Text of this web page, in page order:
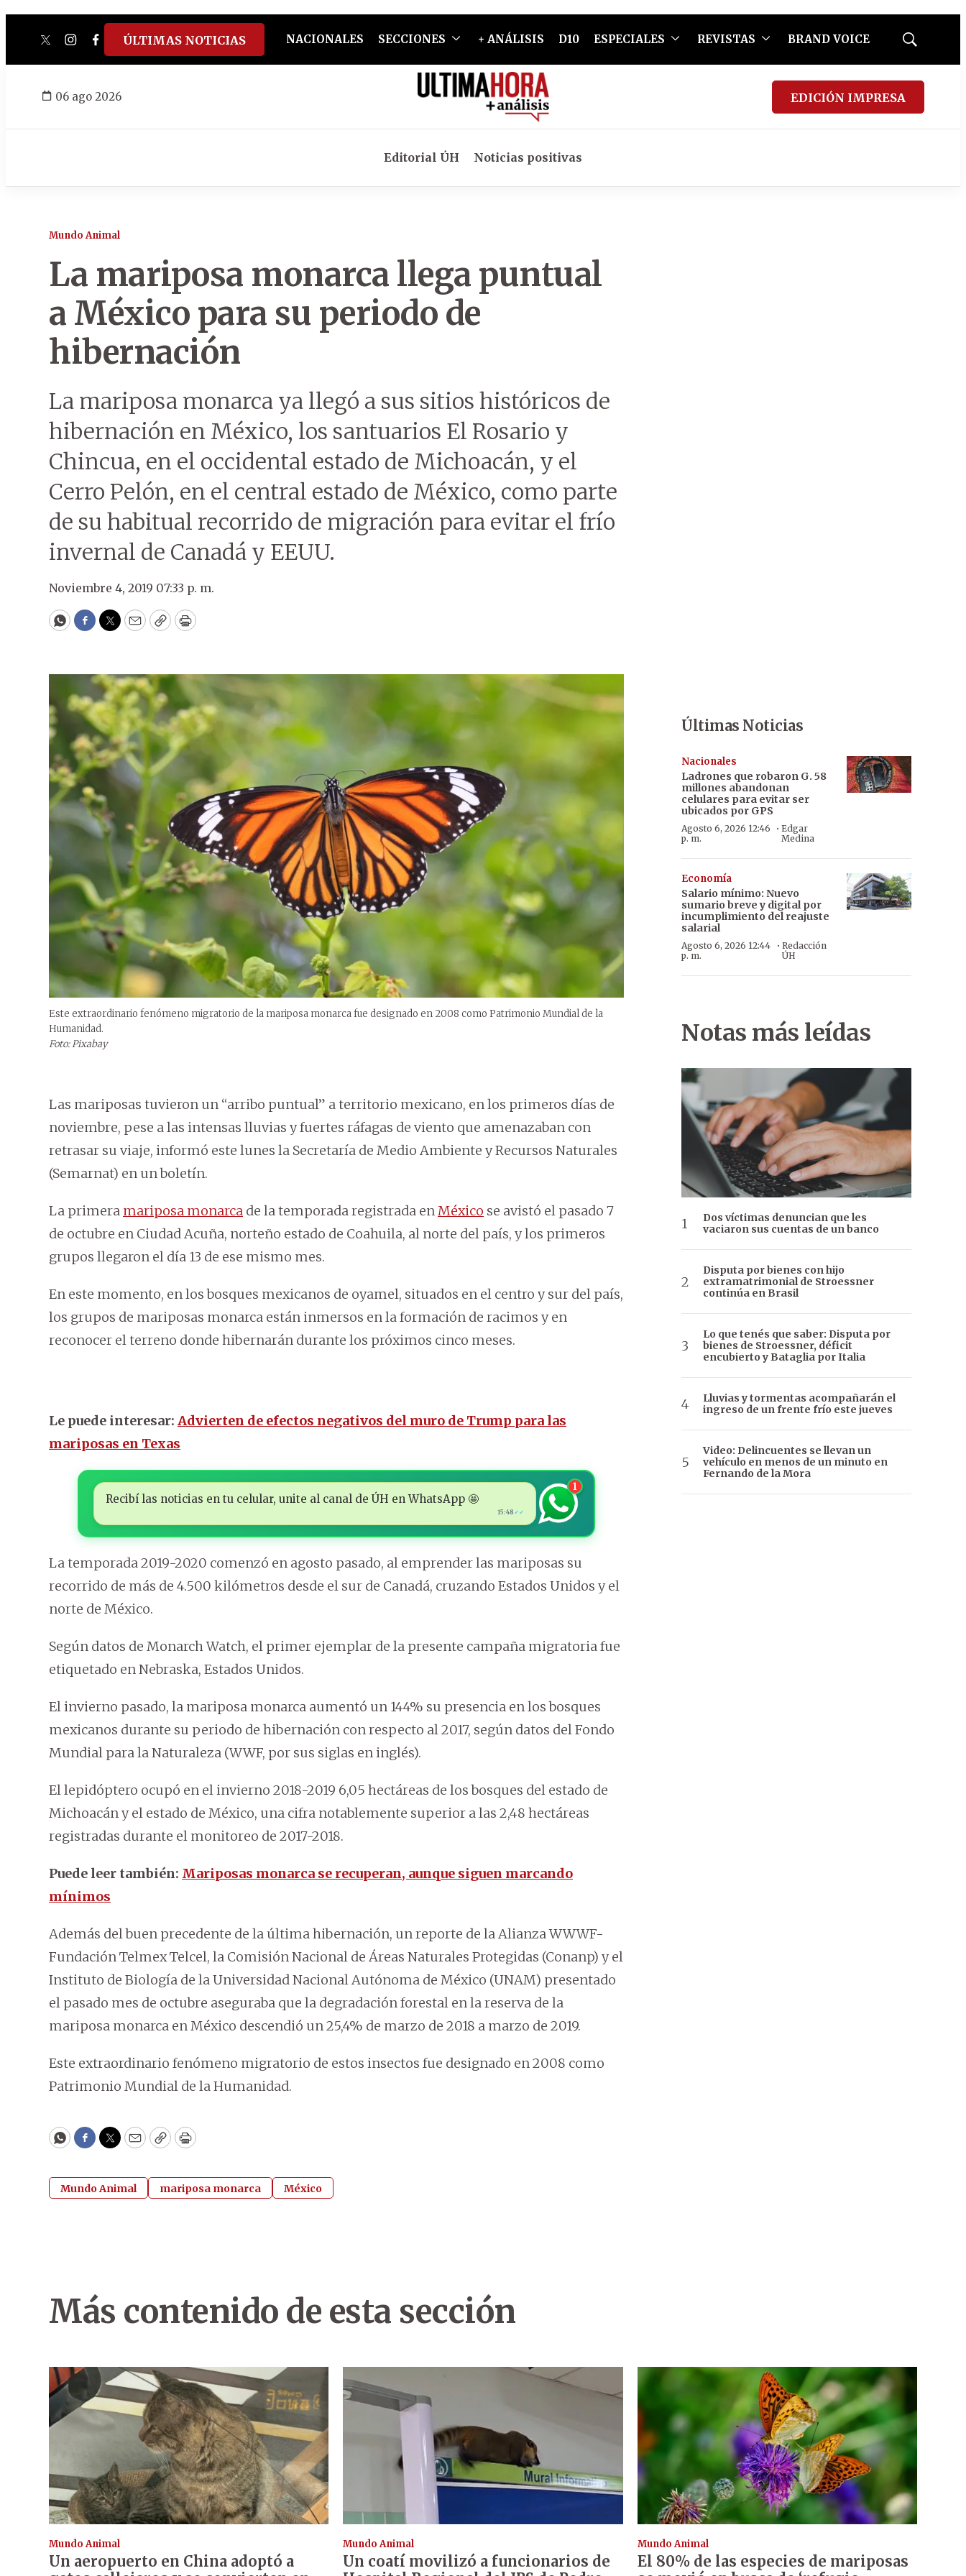
twitterinstagram
facebook
tiktokyoutube
spotify
ÚLTIMAS NOTICIAS NACIONALES SECCIONES + ANÁLISIS D10 ESPECIALES REVISTAS BRAND VOICE
Mostrar
06 ago 2026 EDICIÓN IMPRESA
Editorial ÚH Noticias positivas
Mundo Animal
La mariposa monarca llega puntual
a México para su periodo de
hibernación
La mariposa monarca ya llegó a sus sitios históricos de
hibernación en México, los santuarios El Rosario y
Chincua, en el occidental estado de Michoacán, y el
Cerro Pelón, en el central estado de México, como parte
de su habitual recorrido de migración para evitar el frío
invernal de Canadá y EEUU.
Noviembre 4, 2019 07:33 p. m.
WhatsApp
Facebook
Twitter
EmailCopyPrint
Este extraordinario fenómeno migratorio de la mariposa monarca fue designado en 2008 como Patrimonio Mundial de la
Humanidad.
Foto: Pixabay
Las mariposas tuvieron un “arribo puntual” a territorio mexicano, en los primeros días de
noviembre, pese a las intensas lluvias y fuertes ráfagas de viento que amenazaban con
retrasar su viaje, informó este lunes la Secretaría de Medio Ambiente y Recursos Naturales
(Semarnat) en un boletín.
La primera mariposa monarca de la temporada registrada enMéxico se avistó el pasado 7
de octubre en Ciudad Acuña, norteño estado de Coahuila, al norte del país, y los primeros
grupos llegaron el día 13 de ese mismo mes.
En este momento, en los bosques mexicanos de oyamel, situados en el centro y sur del país,
los grupos de mariposas monarca están inmersos en la formación de racimos y en
reconocer el terreno donde hibernarán durante los próximos cinco meses.
Le puede interesar: Advierten de efectos negativos del muro de Trump para las
mariposas en Texas
Recibí las noticias en tu celular, unite al canal de ÚH en WhatsApp 🤩
15:48 ✓✓
1
La temporada 2019-2020 comenzó en agosto pasado, al emprender las mariposas su
recorrido de más de 4.500 kilómetros desde el sur de Canadá, cruzando Estados Unidos y el
norte de México.
Según datos de Monarch Watch, el primer ejemplar de la presente campaña migratoria fue
etiquetado en Nebraska, Estados Unidos.
El invierno pasado, la mariposa monarca aumentó un 144% su presencia en los bosques
mexicanos durante su periodo de hibernación con respecto al 2017, según datos del Fondo
Mundial para la Naturaleza (WWF, por sus siglas en inglés).
El lepidóptero ocupó en el invierno 2018-2019 6,05 hectáreas de los bosques del estado de
Michoacán y el estado de México, una cifra notablemente superior a las 2,48 hectáreas
registradas durante el monitoreo de 2017-2018.
Puede leer también: Mariposas monarca se recuperan, aunque siguen marcando
mínimos
Además del buen precedente de la última hibernación, un reporte de la Alianza WWWF-
Fundación Telmex Telcel, la Comisión Nacional de Áreas Naturales Protegidas (Conanp) y el
Instituto de Biología de la Universidad Nacional Autónoma de México (UNAM) presentado
el pasado mes de octubre aseguraba que la degradación forestal en la reserva de la
mariposa monarca en México descendió un 25,4% de marzo de 2018 a marzo de 2019.
Este extraordinario fenómeno migratorio de estos insectos fue designado en 2008 como
Patrimonio Mundial de la Humanidad.
WhatsApp
Facebook
Twitter
EmailCopyPrint
Mundo Animal mariposa monarca México
Últimas Noticias
Nacionales
Ladrones que robaron G. 58
millones abandonan
celulares para evitar ser
ubicados por GPS
Agosto 6, 2026 12:46
p. m.
· Edgar
Medina
Economía
Salario mínimo: Nuevo
sumario breve y digital por
incumplimiento del reajuste
salarial
Agosto 6, 2026 12:44
p. m.
· Redacción
ÚH
Notas más leídas
Dos víctimas denuncian que les
vaciaron sus cuentas de un banco
Disputa por bienes con hijo
extramatrimonial de Stroessner
continúa en Brasil
Lo que tenés que saber: Disputa por
bienes de Stroessner, déficit
encubierto y Bataglia por Italia
Lluvias y tormentas acompañarán el
ingreso de un frente frío este jueves
Video: Delincuentes se llevan un
vehículo en menos de un minuto en
Fernando de la Mora
Más contenido de esta sección
Mundo Animal
Un aeropuerto en China adoptó a
Mundo Animal
Un coatí movilizó a funcionarios de
Mundo Animal
El 80% de las especies de mariposas